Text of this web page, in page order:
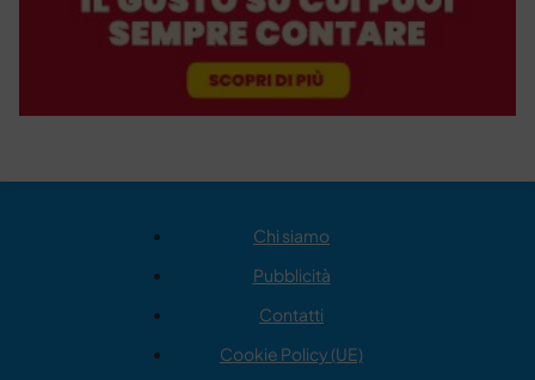
Chi siamo
Pubblicità
Contatti
Cookie Policy (UE)